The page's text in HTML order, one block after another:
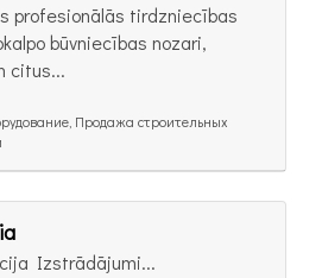
profesionālās tirdzniecības
būvniecības nozari,
citus...
Продажа строительных
Izstrādājumi...